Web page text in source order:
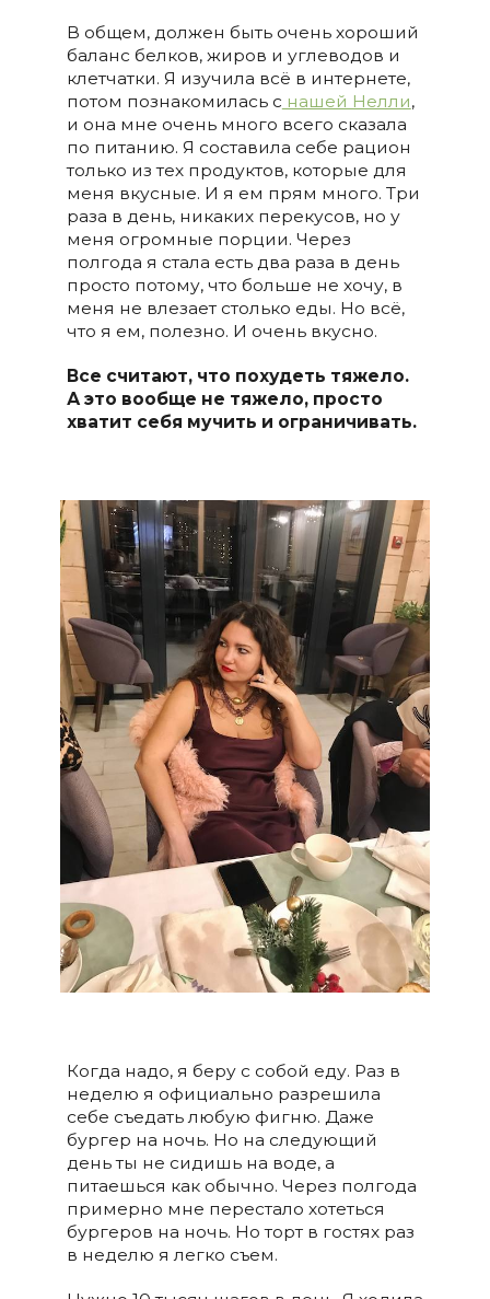
В общем, должен быть очень хороший
баланс белков, жиров и углеводов и
клетчатки. Я изучила всё в интернете,
потом познакомилась с нашей Нелли,
и она мне очень много всего сказала
по питанию. Я составила себе рацион
только из тех продуктов, которые для
меня вкусные. И я ем прям много. Три
раза в день, никаких перекусов, но у
меня огромные порции. Через
полгода я стала есть два раза в день
просто потому, что больше не хочу, в
меня не влезает столько еды. Но всё,
что я ем, полезно. И очень вкусно.
Все считают, что похудеть тяжело.
А это вообще не тяжело, просто
хватит себя мучить и ограничивать.
Когда надо, я беру с собой еду. Раз в
неделю я официально разрешила
себе съедать любую фигню. Даже
бургер на ночь. Но на следующий
день ты не сидишь на воде, а
питаешься как обычно. Через полгода
примерно мне перестало хотеться
бургеров на ночь. Но торт в гостях раз
в неделю я легко съем.